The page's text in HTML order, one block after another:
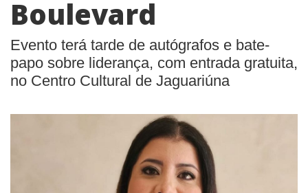
Boulevard
Evento terá tarde de autógrafos e bate-
papo sobre liderança, com entrada gratuita,
no Centro Cultural de Jaguariúna